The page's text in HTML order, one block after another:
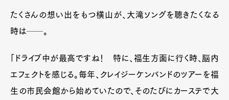
たくさんの想い出をもつ横山が、大滝ソングを聴きたくなる
時は──。
「ドライブ中が最高ですね！ 特に、福生方面に行く時、脳内
エフェクトを感じる。毎年、クレイジーケンバンドのツアーを福
生の市民会館から始めていたので、そのたびにカーステで大